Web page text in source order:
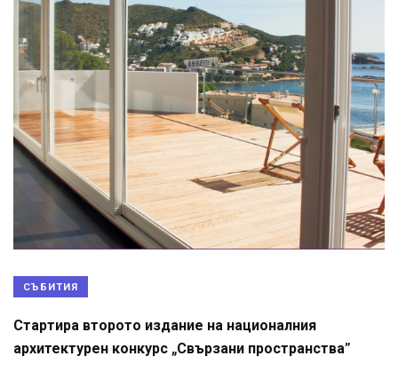
СЪБИТИЯ
Стартира второто издание на националния
архитектурен конкурс „Свързани пространства”